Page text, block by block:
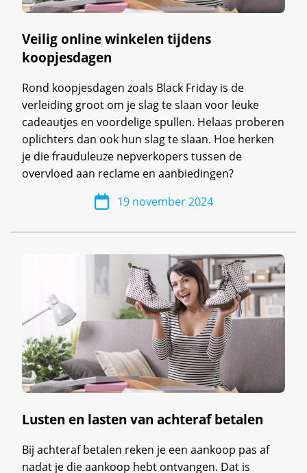
Veilig online winkelen tijdens
koopjesdagen
Rond koopjesdagen zoals Black Friday is de
verleiding groot om je slag te slaan voor leuke
cadeautjes en voordelige spullen. Helaas proberen
oplichters dan ook hun slag te slaan. Hoe herken
je die frauduleuze nepverkopers tussen de
overvloed aan reclame en aanbiedingen?
19 november 2024
Lusten en lasten van achteraf betalen
Bij achteraf betalen reken je een aankoop pas af
nadat je die aankoop hebt ontvangen. Dat is